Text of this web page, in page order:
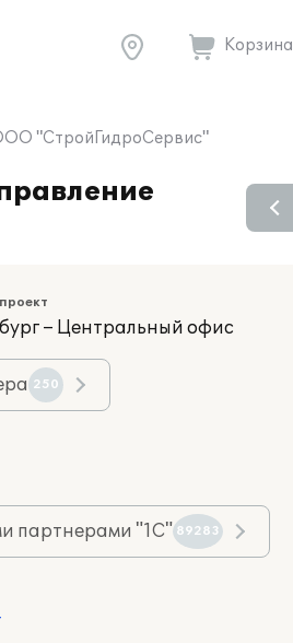
Корзина
ООО "СтройГидроСервис"
– Центральный офис
250
партнерами "1С" 89283